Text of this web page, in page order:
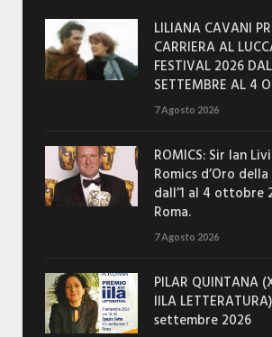
LILIANA CAVANI
CARRIERA AL
FESTIVAL 2026
SETTEMBRE AL 4
7 Agosto 2026
ROMICS: Sir Ian
Romics d’Oro
dall’1 al 4 ottobre
Roma.
7 Agosto 2026
PILAR QUINTANA
IILA
settembre 2026